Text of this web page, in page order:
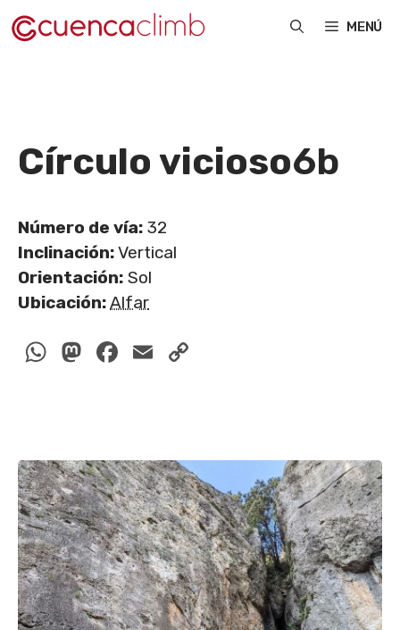
Saltar
al
MENÚ
Círculo vicioso6b
Número de vía: 32
Inclinación:Vertical
Orientación: Sol
Ubicación:Alfar
WhatsApp
Mastodon
Facebook
Email